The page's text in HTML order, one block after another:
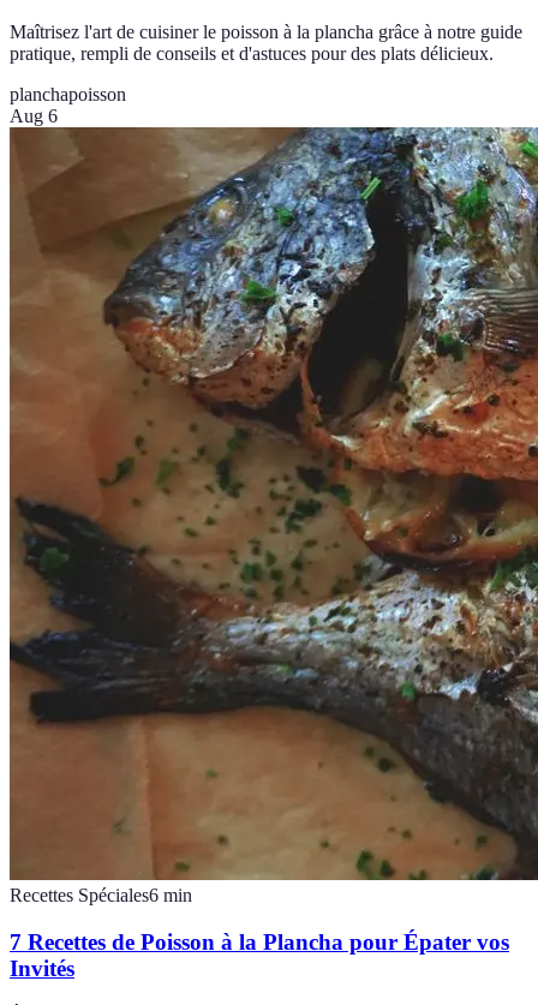
Maîtrisez l'art de cuisiner le poisson à la plancha grâce à notre guide
pratique, rempli de conseils et d'astuces pour des plats délicieux.
planchapoisson
Aug 6
Recettes Spéciales6 min
7 Recettes de Poisson à la Plancha pour Épater vos
Invités